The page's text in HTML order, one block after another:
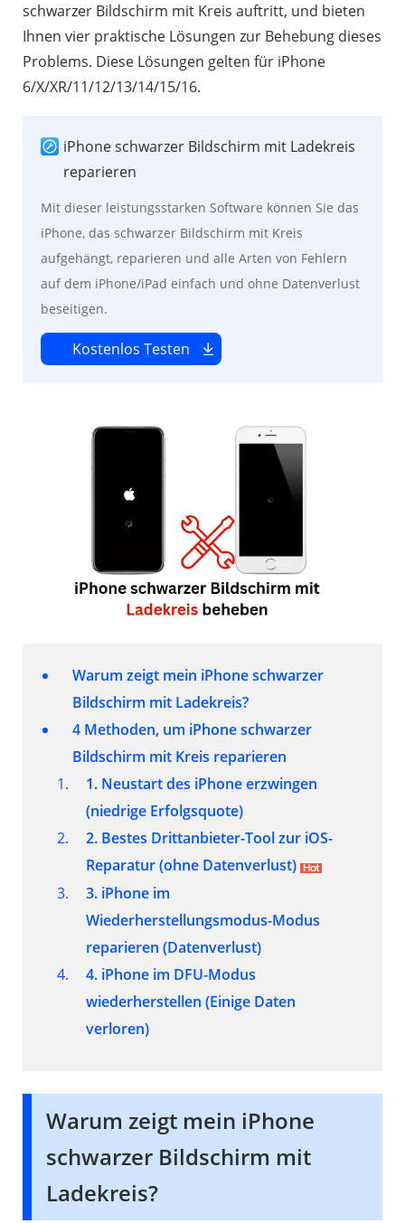
schwarzer Bildschirm mit Kreis auftritt, und bieten
Ihnen vier praktische Lösungen zur Behebung dieses
Problems. Diese Lösungen gelten für iPhone
6/X/XR/11/12/13/14/15/16.
iPhone schwarzer Bildschirm mit Ladekreis
reparieren
Mit dieser leistungsstarken Software können Sie das
iPhone, das schwarzer Bildschirm mit Kreis
aufgehängt, reparieren und alle Arten von Fehlern
auf dem iPhone/iPad einfach und ohne Datenverlust
beseitigen.
Kostenlos Testen
Warum zeigt mein iPhone schwarzer
Bildschirm mit Ladekreis?
4 Methoden, um iPhone schwarzer
Bildschirm mit Kreis reparieren
1. Neustart des iPhone erzwingen
(niedrige Erfolgsquote)
2. Bestes Drittanbieter-Tool zur iOS-
Reparatur(ohne Datenverlust)
3. iPhone im
Wiederherstellungsmodus-Modus
reparieren (Datenverlust)
4. iPhone im DFU-Modus
wiederherstellen (Einige Daten
verloren)
Warum zeigt mein iPhone
schwarzer Bildschirm mit
Ladekreis?